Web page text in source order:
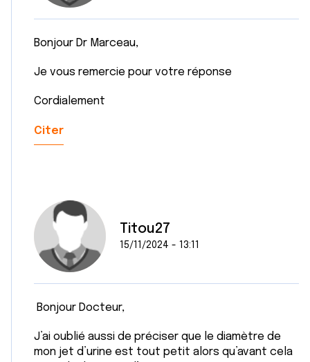
Bonjour Dr Marceau,
Je vous remercie pour votre réponse
Cordialement
Citer
Titou27
15/11/2024 - 13:11
Bonjour Docteur,
J’ai oublié aussi de préciser que le diamètre de
mon jet d’urine est tout petit alors qu’avant cela